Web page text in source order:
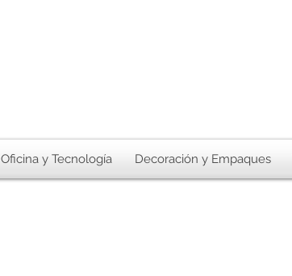
Oficina y Tecnología Decoración y Empaques